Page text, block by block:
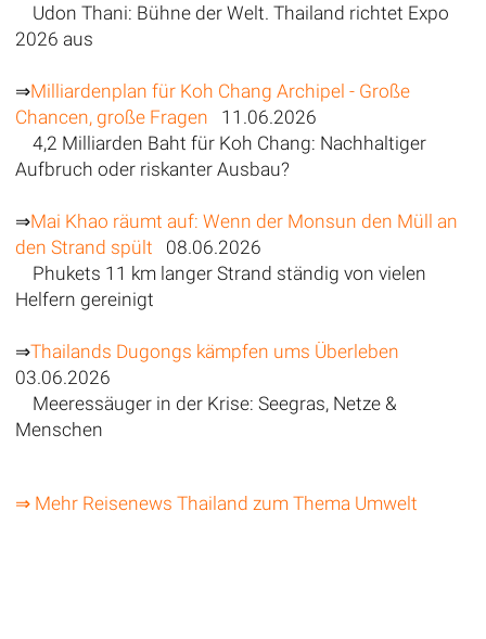
Udon Thani: Bühne der Welt. Thailand richtet Expo
2026 aus
⇒Milliardenplan für Koh Chang Archipel - Große
Chancen, große Fragen 11.06.2026
4,2 Milliarden Baht für Koh Chang: Nachhaltiger
Aufbruch oder riskanter Ausbau?
⇒Mai Khao räumt auf: Wenn der Monsun den Müll an
den Strand spült 08.06.2026
Phukets 11 km langer Strand ständig von vielen
Helfern gereinigt
⇒Thailands Dugongs kämpfen ums Überleben
03.06.2026
Meeressäuger in der Krise: Seegras, Netze &
Menschen
⇒ Mehr Reisenews Thailand zum Thema Umwelt